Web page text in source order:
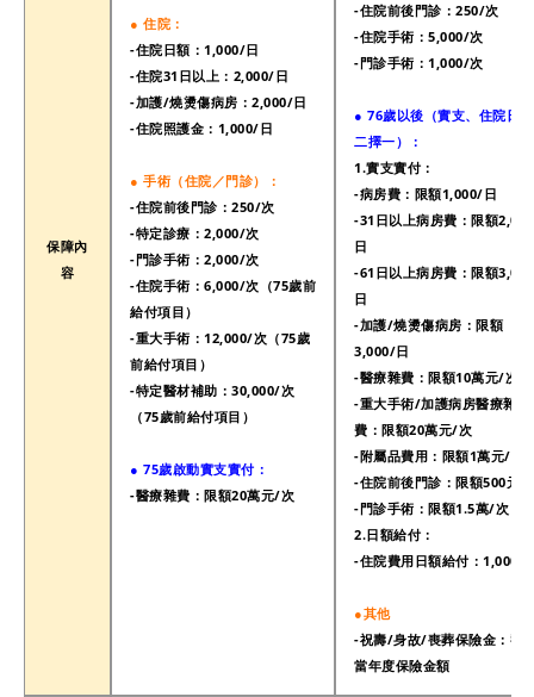
保障內
容
● 住院：
-住院日額：1,000/日
-住院31日以上： 2,000/日
-加護/燒燙傷病房： 2,000/日
-住院照護金： 1,000/日
● 手術（住院／門診）：
-住院前後門診： 250/次
-特定診療：2 ,000/次
-門診手術：2 ,000/次
-住院手術：6 ,000/次（75歲前
給付項目）
-重大手術：12 ,000/次 （75歲
前給付項目 ）
-特定醫材補助：30 ,000/次
（75歲前給付項目 ）
● 75歲啟動實支實付：
-醫療雜費： 限額20萬元/次
-住院前後門診： 250/次
-住院手術：5 ,000/次
-門診手術：1 ,000/次
● 76歲以後（實支、住院日額
二擇一）：
1.實支實付：
-病房費： 限額1,000/日
-31日以上病房費 ： 限額
日
-61日以上病房費 ： 限額3
日
-加護/燒燙傷病房： 限額
3 ,000/日
-醫療雜費： 限額10萬元/次
-重大手術/加護病房醫療雜
費： 限額20萬元/次
-附屬品費用： 限額1萬元/次
-住院前後門診 ： 限額500元/
-門診手術：限額1.5萬/次
2.日額給付：
-住院費用日額給付： 1,000/
●其他
-祝壽/身故/喪葬保險金：壽
當年度保險金額